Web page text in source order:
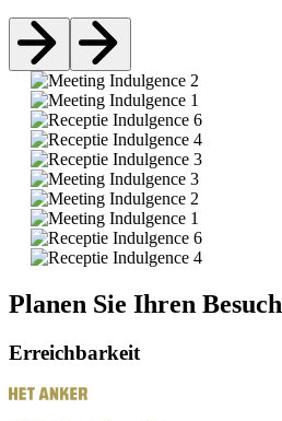
Planen Sie Ihren Besuch
Erreichbarkeit